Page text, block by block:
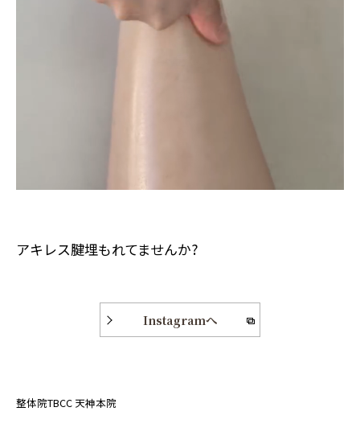
アキレス腱埋もれてませんか?
Instagramへ
整体院TBCC 天神本院